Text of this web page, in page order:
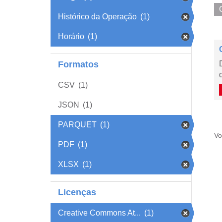
Histórico da Operação (1)
Horário (1)
Formatos
CSV (1)
JSON (1)
PARQUET (1)
PDF (1)
XLSX (1)
Licenças
Creative Commons At... (1)